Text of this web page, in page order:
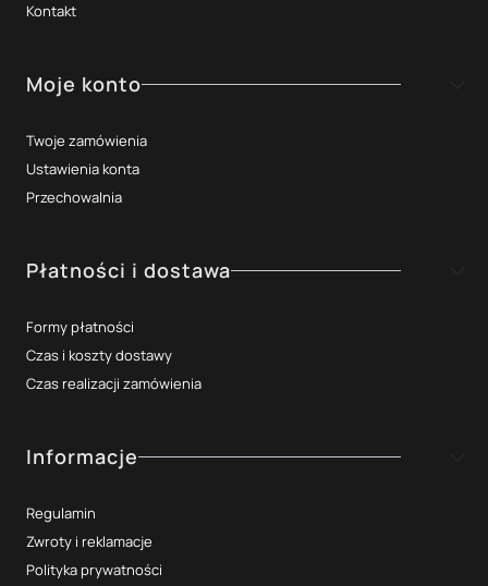
Kontakt
Moje konto
Twoje zamówienia
Ustawienia konta
Przechowalnia
Płatności i dostawa
Formy płatności
Czas i koszty dostawy
Czas realizacji zamówienia
Informacje
Regulamin
Zwroty i reklamacje
Polityka prywatności